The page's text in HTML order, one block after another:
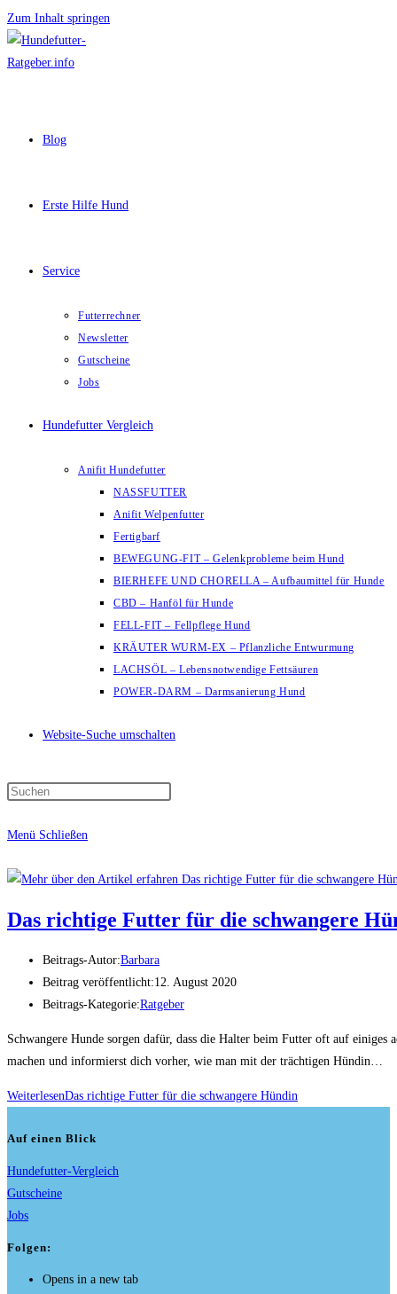
Zum Inhalt springen
Blog
Erste Hilfe Hund
Service
Futterrechner
Newsletter
Gutscheine
Jobs
Hundefutter Vergleich
Anifit Hundefutter
NASSFUTTER
Anifit Welpenfutter
Fertigbarf
BEWEGUNG-FIT – Gelenkprobleme beim Hund
BIERHEFE UND CHORELLA – Aufbaumittel für Hunde
CBD – Hanföl für Hunde
FELL-FIT – Fellpflege Hund
KRÄUTER WURM-EX – Pflanzliche Entwurmung
LACHSÖL – Lebensnotwendige Fettsäuren
POWER-DARM – Darmsanierung Hund
Website-Suche umschalten
Menü Schließen
Das richtige Futter für die schwangere
Beitrags-Autor:Barbara
Beitrag veröffentlicht:12. August 2020
Beitrags-Kategorie:Ratgeber
Schwangere Hunde sorgen dafür, dass die Halter beim Futter oft auf
machen und informierst dich vorher, wie man mit der trächtigen Hündin…
WeiterlesenDas richtige Futter für die schwangere Hündin
Auf einen Blick
Hundefutter-Vergleich
Gutscheine
Jobs
Folgen:
Opens in a new tab